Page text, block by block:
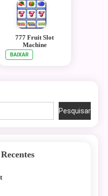
777 Fruit Slot
Machine
BAIXAR
Pesquisar